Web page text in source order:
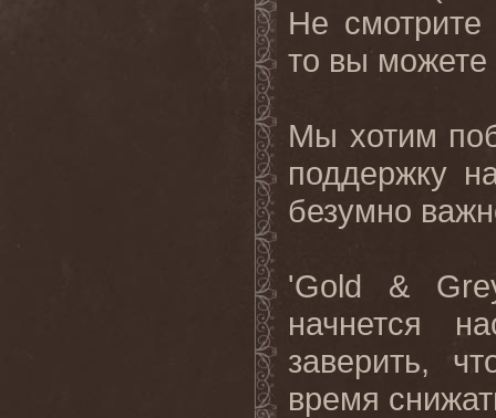
Не смотрите
то вы
Мы хотим
поддержку
безумно
'Gold &
начнется
заверить,
время